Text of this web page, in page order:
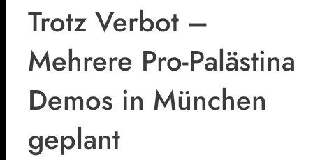
Trotz Verbot –
Mehrere Pro-Palästina
Demos in München
geplant